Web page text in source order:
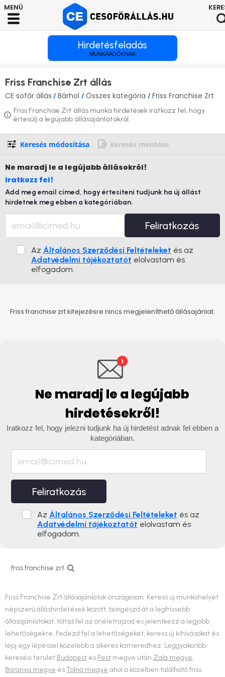
Hirdetésfeladás
MUNKAADÓKNAK
Friss Franchise Zrt állás
CE sofőr állás / Bárhol / Összes kategória / Friss Franchise Zrt
Friss Franchise Zrt állás munka hirdetések iratkozz fel, hogy
értesülj a legújabb állásajánlatokról.
Keresés módosítása Keresés mentése
Ne maradj le a legújabb állásokról!
Iratkozz fel!
Add meg email címed, hogy értesíteni tudjunk ha új állást
hirdetnek meg ebben a kategóriában.
Feliratkozás
Az Általános Szerződési Feltételeket és az
Adatvédelmi tájékoztatót elolvastam és
elfogadom.
Friss franchise zrt kifejezésre nincs megjeleníthető állásajánlat.
Ne maradj le a legújabb
hirdetésekről!
Iratkozz fel, hogy jelezni tudjunk ha új hirdetést adnak fel ebben a
kategóriában.
Feliratkozás
Az Általános Szerződési Feltételeket és az
Adatvédelmi tájékoztatót elolvastam és
elfogadom.
friss franchise zrt
Friss Franchise Zrt állásajánlatok országosan. Keress új munkahelyet
népszerű álláshirdetések között, böngészd át a legfrissebb
állásajánlatokat, töltsd fel az önéletrajzod és jelentkezz a legjobb
lehetőségekre. Fedezd fel a lehetőségeket, keress új kihívásokat és
lépj egy lépéssel közelebb a sikeres karrieredhez. Leggyakoribb
keresési terület Budapest és Pest megye után Zala megye,
Baranya megye ésTolna megye ahol a közelben található friss